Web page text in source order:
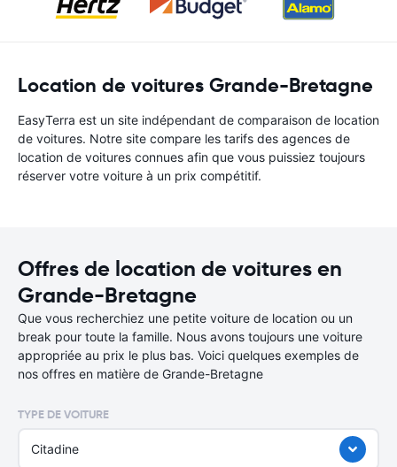
Location de voitures Grande-Bretagne
EasyTerra est un site indépendant de comparaison de location
de voitures. Notre site compare les tarifs des agences de
location de voitures connues afin que vous puissiez toujours
réserver votre voiture à un prix compétitif.
Offres de location de voitures en
Grande-Bretagne
Que vous recherchiez une petite voiture de location ou un
break pour toute la famille. Nous avons toujours une voiture
appropriée au prix le plus bas. Voici quelques exemples de
nos offres en matière de Grande-Bretagne
TYPE DE VOITURE
Citadine